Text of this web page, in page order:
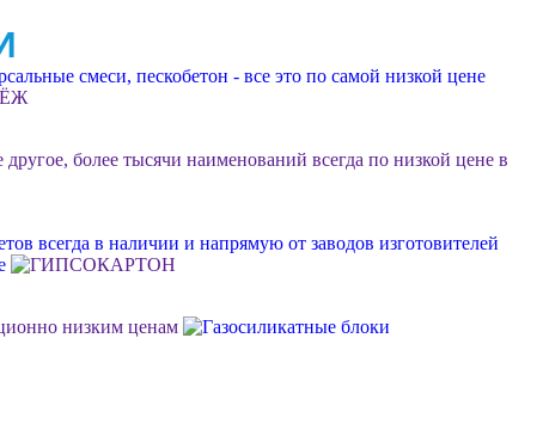
смеси, пескобетон - все это по самой низкой цене
более тысячи наименований всегда по низкой цене в
всегда в наличии и напрямую от заводов изготовителей
низким ценам
или объект, возможна разгрузка, фурные поставки еще